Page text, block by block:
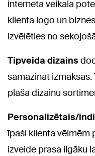
interneta veikala
klienta logo un
izvēlēties no
Tipveida dizains
samazināt izmaksas.
plaša dizainu
Personalizētais/
īpaši klienta vēlmēm
izveide prasa ilgāku